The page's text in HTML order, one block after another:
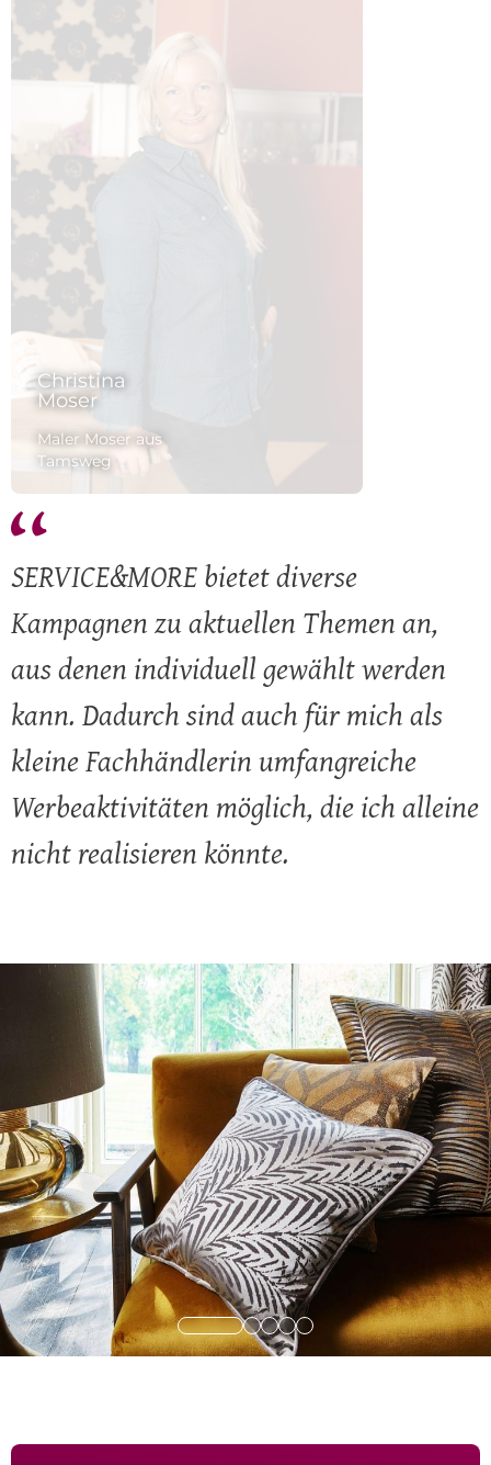
Christina
Moser
Maler Moser aus
Tamsweg

SERVICE&MORE bietet diverse
Kampagnen zu aktuellen Themen an,
aus denen individuell gewählt werden
kann. Dadurch sind auch für mich als
kleine Fachhändlerin umfangreiche
Werbeaktivitäten möglich, die ich alleine
nicht realisieren könnte.